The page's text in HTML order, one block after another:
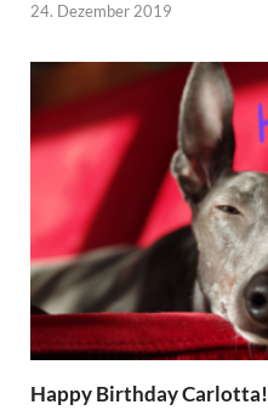
24. Dezember 2019
Happy Birthday Carlotta!